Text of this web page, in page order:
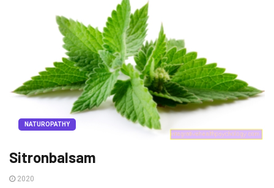
NATUROPATHY
Sitronbalsam
2020